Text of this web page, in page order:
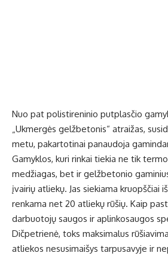
Nuo pat polistireninio putplasčio
„Ukmergės gelžbetonis“ atraižas,
metu, pakartotinai panaudoja
Gamyklos, kuri rinkai tiekia ne tik
medžiagas, bet ir gelžbetonio
įvairių atliekų. Jas siekiama kruopščiai
renkama net 20 atliekų rūšių. Kaip
darbuotojų saugos ir aplinkosaugos
Dičpetrienė, toks maksimalus
atliekos nesusimaišys tarpusavyje ir